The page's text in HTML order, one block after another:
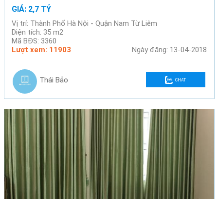
GIÁ: 2,7 TỶ
Vị trí: Thành Phố Hà Nội - Quận Nam Từ Liêm
Diện tích: 35 m2
Mã BĐS: 3360
Lượt xem: 11903
Ngày đăng: 13-04-2018
Thái Bảo CHAT